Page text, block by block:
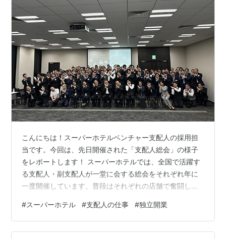
こんにちは！スーパーホテルベンチャー支配人の採用担
当です。今回は、先日開催された「支配人総会」の様子
をレポートします！ スーパーホテルでは、全国で活躍す
る支配人・副支配人が一堂に会する総会をそれぞれ年に
一度開催しています。普段はそれぞれの店舗で奮闘して
ました。 全国から140名の支配人が大集結！ 今回の総会
には、北は北海道から南は沖縄まで、全国から総勢140名
もの支配人・副支配人が参加されました！ 「お疲れ様で
#スーパーホテル #支配人の仕事 #独立開業